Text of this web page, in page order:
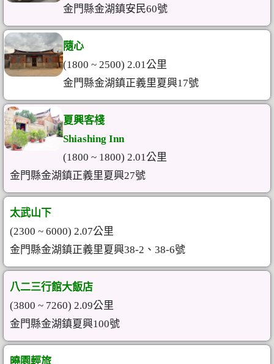
金門縣金湖鎮安民60號
隨心
(1800 ~ 2500) 2.01公里
金門縣金湖鎮正義里夏興17號
夏興客棧
Shiashing Inn
(1800 ~ 1800) 2.01公里
金門縣金湖鎮正義里夏興27號
太武山下
(2300 ~ 6000) 2.07公里
金門縣金湖鎮正義里夏興38-2、38-6號
八二三行館大飯店
(3800 ~ 7260) 2.09公里
金門縣金湖鎮夏興100號
曉園輕旅